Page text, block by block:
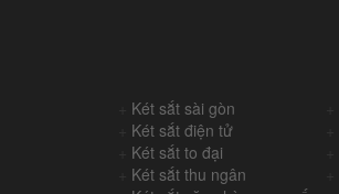
Két sắt sài gòn
Két sắt điện tử
Két sắt to đại
Két sắt thu ngân